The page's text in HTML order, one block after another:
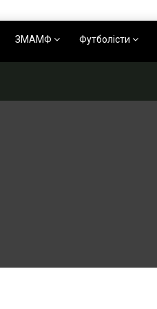
ЗМАМФ Футболісти